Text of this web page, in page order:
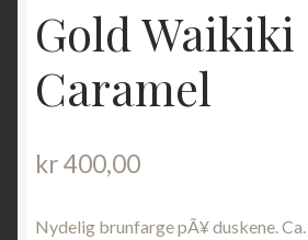
Gold Waikiki
Caramel
kr400,00
Nydelig brunfarge pÃ¥ duskene. Ca.